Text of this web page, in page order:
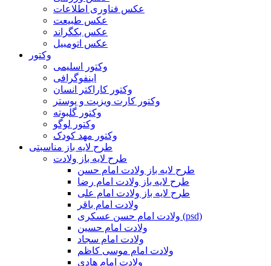
عکس فناوری اطلاعات
عکس طبیعت
عکس بکگراند
عکس اتومبیل
وکتور
وکتور اسلیمی
اینفوگرافی
وکتور کاراکتر انسان
وکتور کارت ویزیت و پوستر
وکتور گلبوته
وکتور لوگو
وکتور مهد کودک
طرح لایه باز مناسبتی
طرح لایه باز ولادت
طرح لایه باز ولادت امام حسن
طرح لایه باز ولادت امام رضا
طرح لایه باز ولادت امام علی
ولادت امام باقر
ولادت امام حسن عسکری (psd)
ولادت امام حسین
ولادت امام سجاد
ولادت امام موسی کاظم
ولادت امام هادی